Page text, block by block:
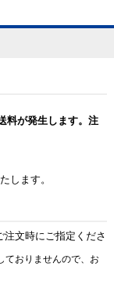
料が発生します。注
します。
文時にご指定くださ
ておりませんので、お